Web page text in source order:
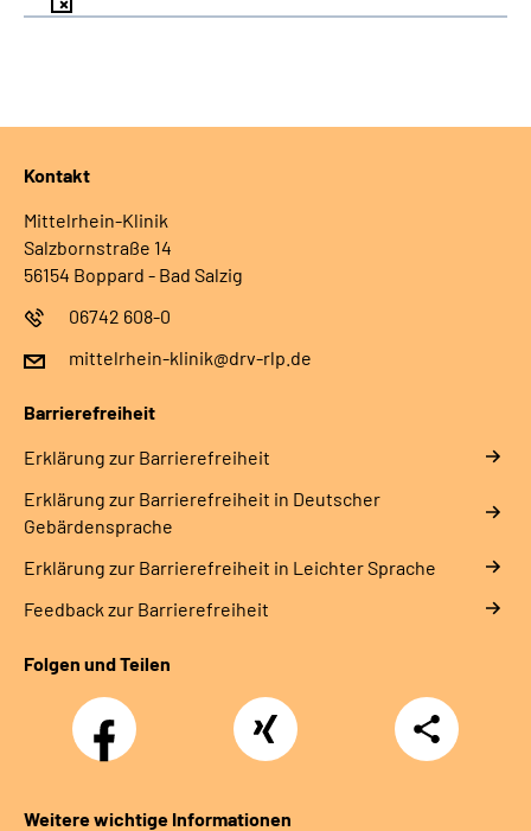
Kontakt
Mittelrhein-Klinik
Salzbornstraße 14
56154 Boppard - Bad Salzig
06742 608-0
mittelrhein-klinik@drv-rlp.de
Barrierefreiheit
Erklärung zur Barrierefreiheit
Erklärung zur Barrierefreiheit in Deutscher
Gebärdensprache
Erklärung zur Barrierefreiheit in Leichter Sprache
Feedback zur Barrierefreiheit
Folgen und Teilen
Facebook Xing
Teilen
Weitere wichtige Informationen